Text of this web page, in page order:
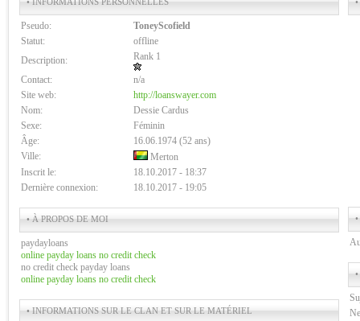
Pseudo:
ToneyScofield
Statut:
offline
Description:
Rank 1
Contact:
n/a
Site web:
http://loanswayer.com
Nom:
Dessie Cardus
Sexe:
Féminin
Âge:
16.06.1974 (52 ans)
Ville:
Merton
Inscrit le:
18.10.2017 - 18:37
Dernière connexion:
18.10.2017 - 19:05
• À PROPOS DE MOI
paydayloans
online payday loans no credit check
no credit check payday loans
online payday loans no credit check
• INFORMATIONS SUR LE CLAN ET SUR LE MATÉRIEL
•
•